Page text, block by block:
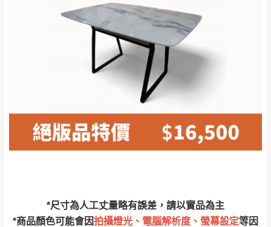
*尺寸為人工丈量略有誤差，請以實品為主
*商品顏色可能會因拍攝燈光、電腦解析度、螢幕設定等因
峽山區、石碇、坪
林、福隆、淡水山
區、北投湖山路、
$ 9,000以上：免
NT$500元
＊A108產品另收運費
NT$500元
＊A108產品另收運費
安鄉、大湖鄉、頭
屋、獅潭鄉
法搬運上樓等因素，導致無法配送，
保有出貨的權利。
保護物流人員的工作安全，賣家無提供吊掛
服務，若需以吊車或其他的吊掛方式吊運，
費用將由買方自行支付。
因大型傢俱有組裝、配送的問題，並非一般
快速到貨商品，無法指定特定時間送達，司
天在家等貨，以節省您的寶貴時間。
由於百貨公司配送較為不易，故暫無法配送
發票寄送：
若您選擇三聯式或索取兩聯式發票，發票將於商品